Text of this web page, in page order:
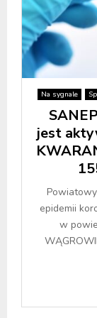
Na sygnale
jest
epidemii
w